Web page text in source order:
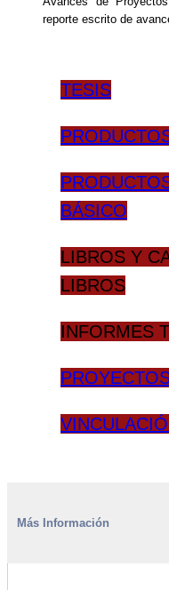
reporte escrito de
TESIS
BÁSICO
LIBROS Y
LIBROS
INFORMES
Más Información